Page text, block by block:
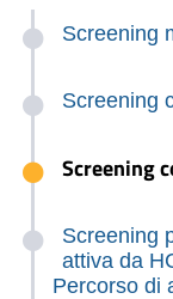
Screening
Screening
Screening
Screening
attiva da
Percorso di